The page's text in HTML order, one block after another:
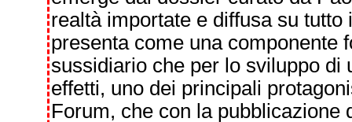
realtà importate e diffusa su
presenta come una componente
sussidiario che per lo sviluppo di
effetti, uno dei principali
Forum, che con la pubblicazione